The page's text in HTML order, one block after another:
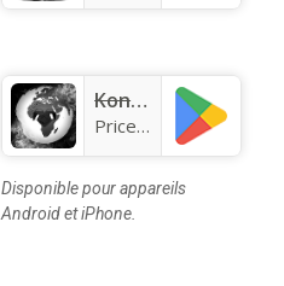
KongoLisolo
Price:Free
Disponible pour appareils
Android et iPhone.